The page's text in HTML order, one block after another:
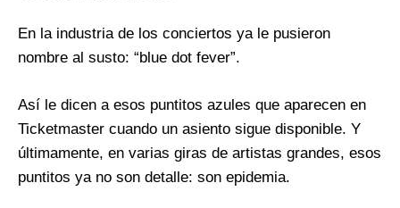
En la industria de los conciertos ya le pusieron
nombre al susto: “blue dot fever”.
Así le dicen a esos puntitos azules que aparecen en
Ticketmaster cuando un asiento sigue disponible. Y
últimamente, en varias giras de artistas grandes, esos
puntitos ya no son detalle: son epidemia.